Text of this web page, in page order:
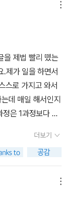
을 제법 빨리 뗐는
.제가 일을 하면서
스로 가지고 와서
데 매일 해서인지
은 1과정보다 조
꾸준히 시키면 한
더보기